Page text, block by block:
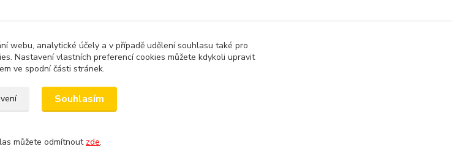
webu, analytické účely a v případě udělení souhlasu také pro
Nastavení vlastních preferencí cookies můžete kdykoli upravit
ve spodní části stránek.
Souhlasím
můžete odmítnout zde.